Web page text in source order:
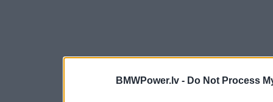
BMWPower.lv - Do Not Process